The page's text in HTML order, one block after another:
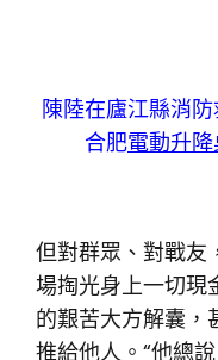
陳陸在廬江縣消
合肥電動升降
但對群眾、對戰友
場掏光身上一切現
的艱苦大方解囊，
推給他人。“他總